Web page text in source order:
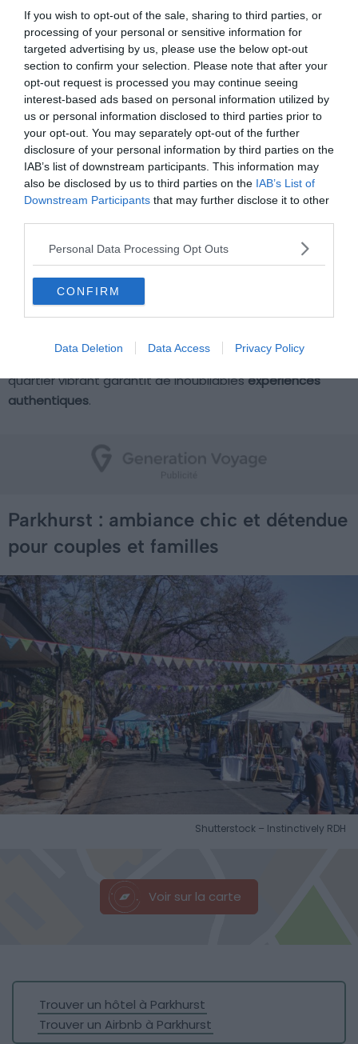
If you wish to opt-out of the sale, sharing to third parties, or
processing of your personal or sensitive information for
targeted advertising by us, please use the below opt-out
section to confirm your selection. Please note that after your
opt-out request is processed you may continue seeing
interest-based ads based on personal information utilized by
us or personal information disclosed to third parties prior to
your opt-out. You may separately opt-out of the further
disclosure of your personal information by third parties on the
IAB’s list of downstream participants. This information may
also be disclosed by us to third parties on the IAB’s List of
Downstream Participants that may further disclose it to other
Personal Data Processing Opt Outs
CONFIRM
Data Deletion Data Access Privacy Policy
Trouver un hôtel à Maboneng
Trouver un Airbnb à Maboneng
Maboneng estle quartier artistique et créatifde
Johannesburg. Ses rues, commeFox Street, sont ornées
de street art saisissant, offrant un cadre urbain unique.
VisiterArts on Mainou flâner auMarket on Mainle
galeries d’art et des marchés branchés qui raviront les
amateurs de culture alternative.
Pourdormir à Johannesburg,Mabonengest idéal pour
voyageurs jeunes et aventuriers
. Goûtez la cuisine
quartier vibrant garantit de inoubliablesexpériences
authentiques.
Parkhurst : ambiance chic et détendue
pour couples et familles
Shutterstock – Instinctively RDH
Voir sur la carte
Trouver un hôtel à Parkhurst
Trouver un Airbnb à Parkhurst